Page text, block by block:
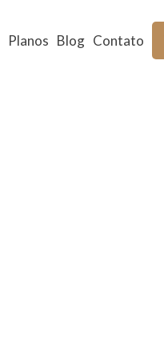
Planos Blog Contato